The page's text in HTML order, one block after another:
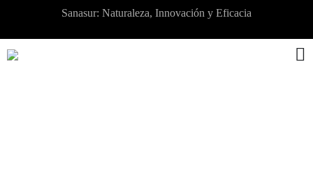
Sanasur: Naturaleza, Innovación y Eficacia